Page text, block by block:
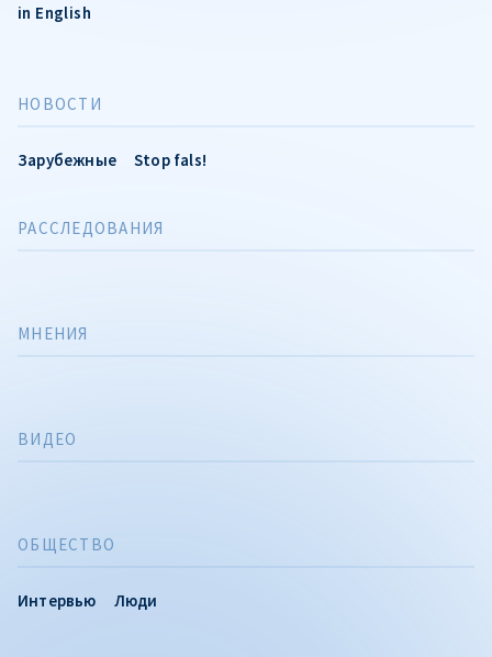
in English
НОВОСТИ
Зарубежные Stop fals!
РАССЛЕДОВАНИЯ
ОБЩЕСТВО
Интервью Люди
МНЕНИЯ
ВИДЕО